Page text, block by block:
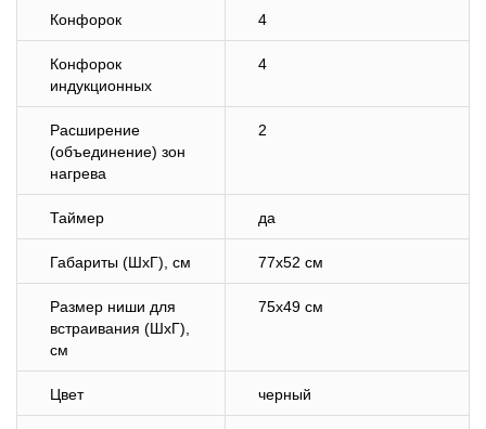
Конфорок 4
Конфорок
индукционных
4
Расширение
(объединение) зон
нагрева
2
Таймер да
Габариты (ШхГ), см 77х52 см
Размер ниши для
встраивания (ШхГ),
см
75х49 см
Цвет черный